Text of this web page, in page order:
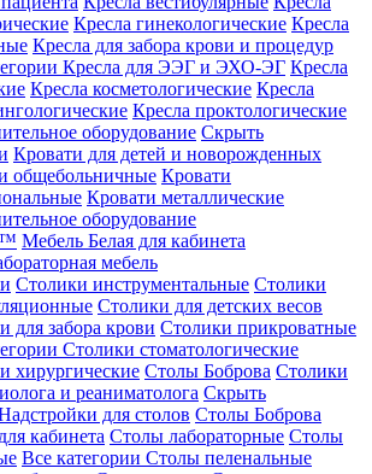
Кресла гинекологические Кресла
Кресла для забора крови и процедур
Кресла для ЭЭГ и ЭХО-ЭГ Кресла
Кресла косметологические Кресла
Кресла проктологические
оборудование Скрыть
Кровати для детей и новорожденных
общебольничные Кровати
Кровати металлические
оборудование
Мебель Белая для кабинета
мебель
Столики инструментальные Столики
Столики для детских весов
для забора крови Столики прикроватные
Столики стоматологические
хирургические Столы Боброва Столики
и реаниматолога Скрыть
для столов Столы Боброва
кабинета Столы лабораторные Столы
Все категории Столы пеленальные